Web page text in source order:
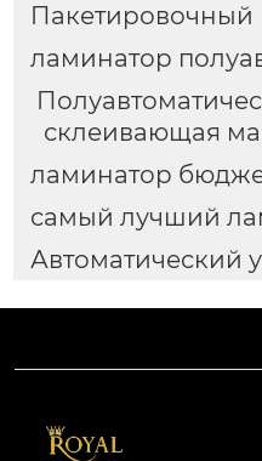
Пакетировочный
ламинатор
склеивающая
ламинатор
самый лучший
Автоматический